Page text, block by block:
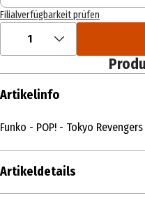
Filialverfügbarkeit prüfen
1
Artikelinfo
Funko - POP! - Tokyo
Artikeldetails